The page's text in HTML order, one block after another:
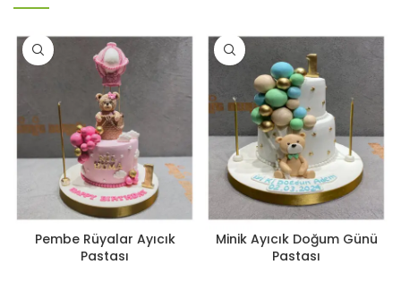
Pembe Rüyalar Ayıcık
Pastası
Minik Ayıcık Doğum Günü
Pastası